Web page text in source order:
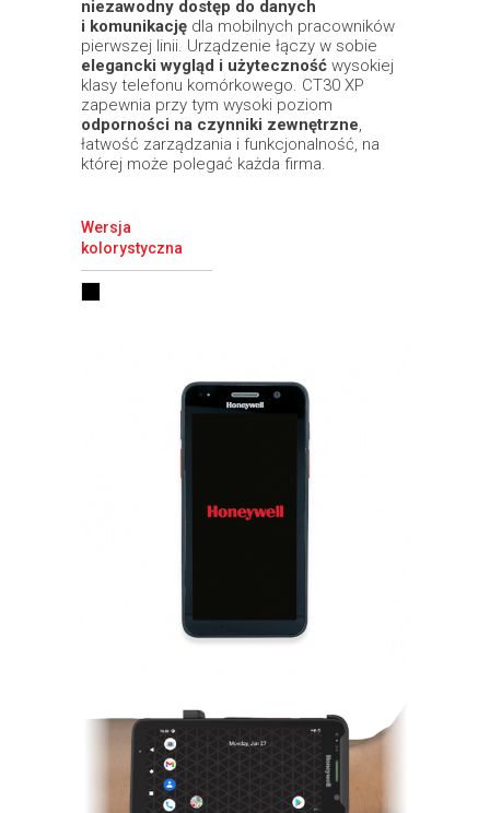
niezawodny dostęp do danych
i komunikację dla mobilnych pracowników
pierwszej linii. Urządzenie łączy w sobie
elegancki wygląd i użyteczność wysokiej
klasy telefonu komórkowego. CT30 XP
zapewnia przy tym wysoki poziom
odporności na czynniki zewnętrzne
łatwość zarządzania i funkcjonalność, na
której może polegać każda firma.
Wersja
kolorystyczna